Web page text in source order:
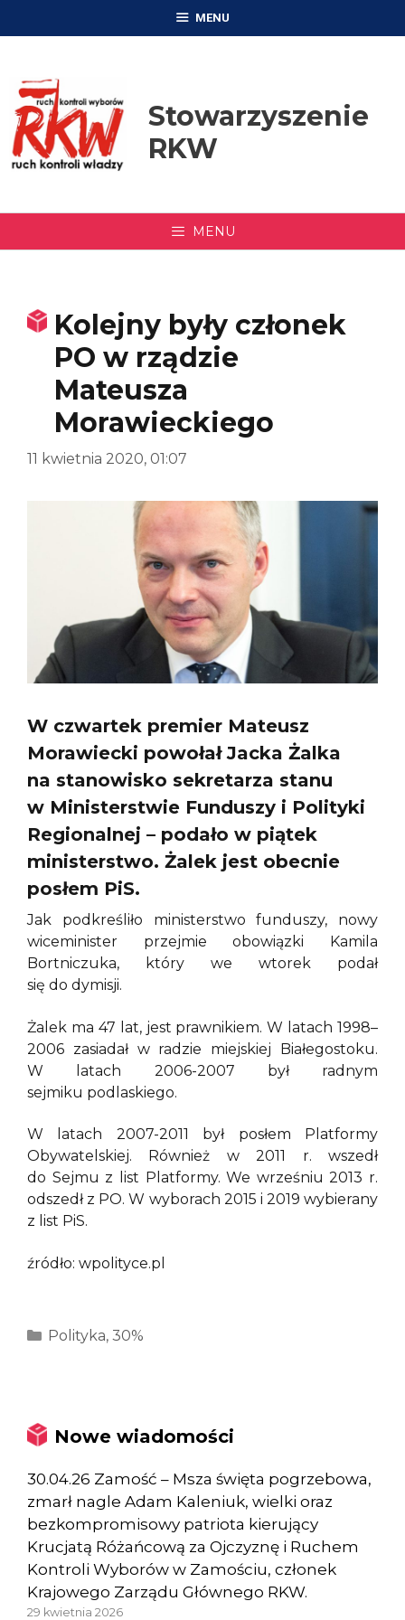
MENU
Stowarzyszenie
RKW
MENU
Kolejny były członek
PO w rządzie
Mateusza
Morawieckiego
11 kwietnia 2020, 01:07
W czwartek premier Mateusz
Morawiecki powołał Jacka Żalka
na stanowisko sekretarza stanu
w Ministerstwie Funduszy i Polityki
Regionalnej – podało w piątek
ministerstwo. Żalek jest obecnie
posłem PiS.
Jak podkreśliło ministerstwo funduszy, nowy
wiceminister przejmie obowiązki Kamila
Bortniczuka, który we wtorek podał
się do dymisji.
Żalek ma 47 lat, jest prawnikiem. W latach 1998–
2006 zasiadał w radzie miejskiej Białegostoku.
W latach 2006-2007 był radnym
sejmiku podlaskiego.
W latach 2007-2011 był posłem Platformy
Obywatelskiej. Również w 2011 r. wszedł
do Sejmu z list Platformy. We wrześniu 2013 r.
odszedł z PO. W wyborach 2015 i 2019 wybierany
z list PiS.
źródło: wpolityce.pl
Kategorie
Polityka, 30%
Nowe wiadomości
30.04.26 Zamość – Msza święta pogrzebowa,
zmarł nagle Adam Kaleniuk, wielki oraz
bezkompromisowy patriota kierujący
Krucjatą Różańcową za Ojczyznę i Ruchem
Kontroli Wyborów w Zamościu, członek
Krajowego Zarządu Głównego RKW.
29 kwietnia 2026